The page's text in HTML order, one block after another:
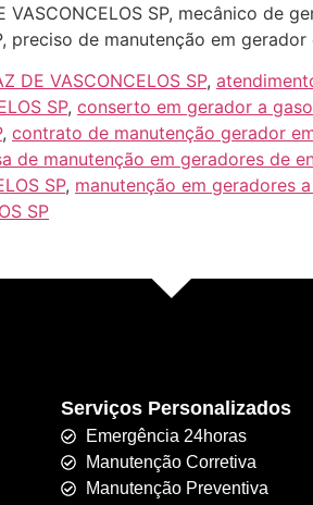
SP, mecânico de
preciso de manutenção em gerador
DE VASCONCELOS SP,
SP, conserto em gerador a
, contrato de manutenção gerador em
de manutenção em geradores de
SP, manutenção em geradores a
SP
Serviços Personalizados
Emergência 24horas
Manutenção Corretiva
Manutenção Preventiva